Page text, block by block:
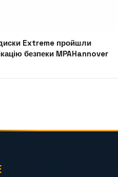
диски Extreme пройшли
безпеки MPAHannover